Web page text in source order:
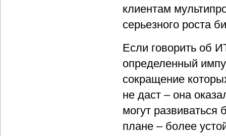
клиентам
серьезного роста
Если говорить об
определенный
сокращение
не даст – она
могут развиваться
плане – более